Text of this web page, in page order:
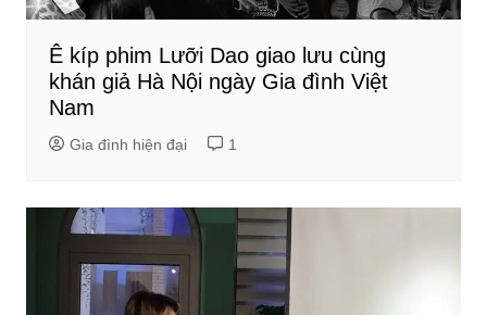
Ê kíp phim Lưỡi Dao giao lưu cùng
khán giả Hà Nội ngày Gia đình Việt
Nam
Gia đình hiện đại 1